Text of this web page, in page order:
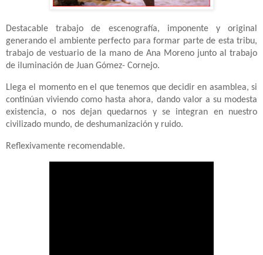
Destacable trabajo de escenografía, imponente y original
generando el ambiente perfecto para formar parte de esta tribu,
trabajo de vestuario de la mano de Ana Moreno junto al trabajo
de iluminación de Juan Gómez- Cornejo.
Llega el momento en el que tenemos que decidir en asamblea, si
continúan viviendo como hasta ahora, dando valor a su modesta
existencia, o nos dejan quedarnos y se integran en nuestro
civilizado mundo, de deshumanización y ruido.
Reflexivamente recomendable.